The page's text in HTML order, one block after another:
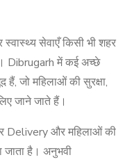
सेवाएँ किसी भी शहर
Dibrugarh में कई अच्छे
जो महिलाओं की सुरक्षा,
जाने जाते हैं।
Delivery और महिलाओं की
है। अनुभवी